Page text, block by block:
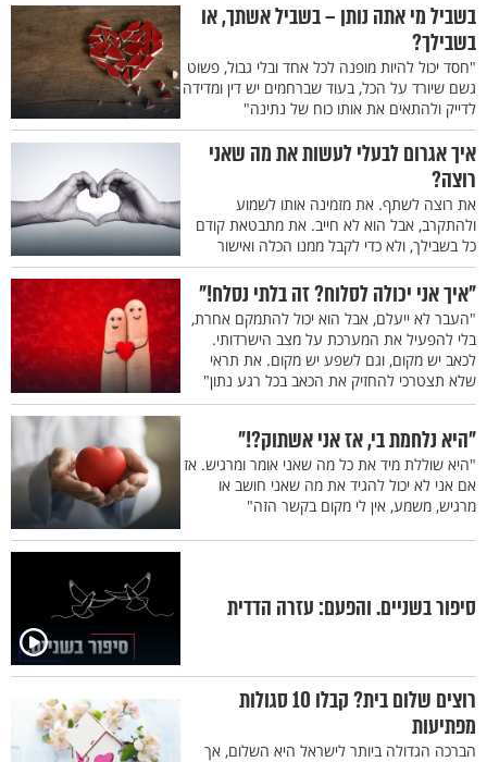
בשביל מי אתה נותן – בשביל אשתך, או
בשבילך?
"חסד יכול להיות מופנה לכל אחד ובלי גבול, פשוט
גשם שיורד על הכל, בעוד שברחמים יש דין ומדידה
לדייק ולהתאים את אותו כוח של נתינה"
איך אגרום לבעלי לעשות את מה שאני
רוצה?
את רוצה לשתף. את מזמינה אותו לשמוע
ולהתקרב, אבל הוא לא חייב. את מתבטאת קודם
כל בשבילך, ולא כדי לקבל ממנו הכלה ואישור
"איך אני יכולה לסלוח? זה בלתי נסלח!"
"העבר לא ייעלם, אבל הוא יכול להתמקם אחרת,
בלי להפעיל את המערכת על מצב הישרדותי.
לכאב יש מקום, וגם לשפע יש מקום. את תראי
שלא תצטרכי להחזיק את הכאב בכל רגע נתון"
"היא נלחמת בי, אז אני אשתוק?!"
"היא שוללת מיד את כל מה שאני אומר ומרגיש. אז
אם אני לא יכול להגיד את מה שאני חושב או
מרגיש, משמע, אין לי מקום בקשר הזה"
סיפור בשניים. והפעם: עזרה הדדית
רוצים שלום בית? קבלו 10 סגולות
מפתיעות
הברכה הגדולה ביותר לישראל היא השלום, אך